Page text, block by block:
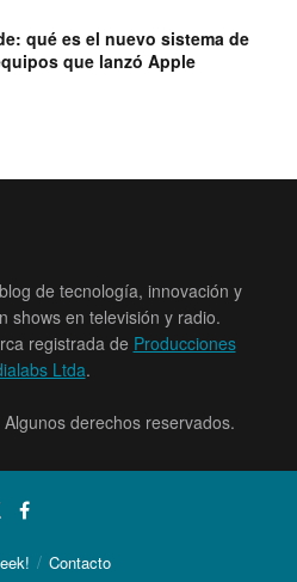
qué es el nuevo sistema de
que lanzó Apple
de tecnología, innovación y
shows en televisión y radio.
registrada de Producciones
Ltda.
derechos reservados.
Contacto